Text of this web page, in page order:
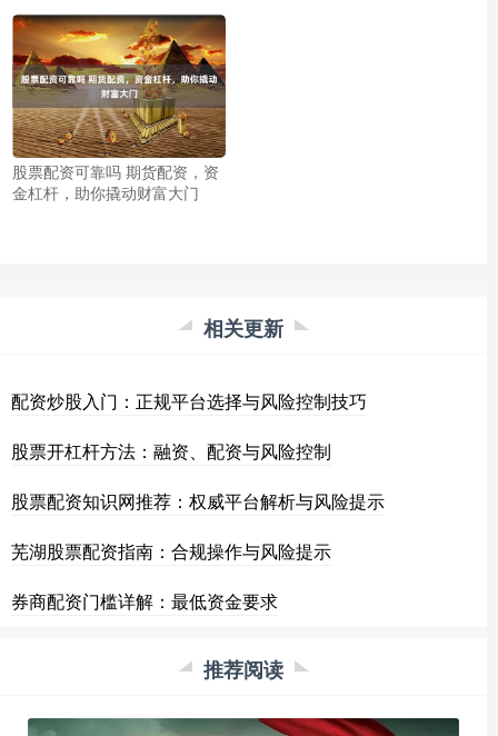
股票配资可靠吗 期货配资，资
金杠杆，助你撬动财富大门
相关更新
配资炒股入门：正规平台选择与风险控制技巧
股票开杠杆方法：融资、配资与风险控制
股票配资知识网推荐：权威平台解析与风险提示
芜湖股票配资指南：合规操作与风险提示
券商配资门槛详解：最低资金要求
推荐阅读